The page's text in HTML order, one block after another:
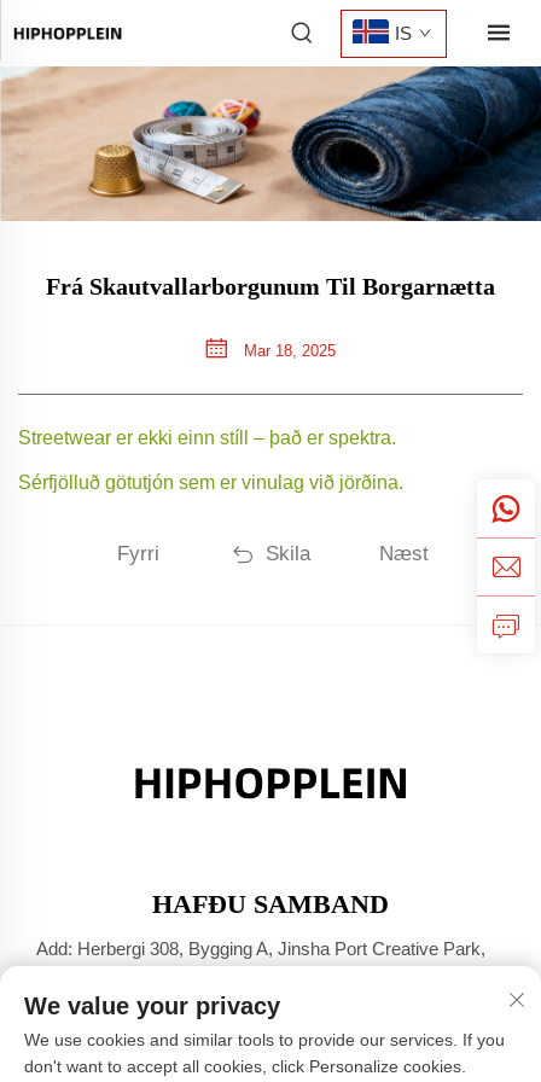
IS
Frá Skautvallarborgunum Til Borgarnætta
Mar 18, 2025
Streetwear er ekki einn stíll – það er spektra.
Sérfjölluð götutjón sem er vinulag við jörðina.
Fyrri Skila Næst
HAFÐU SAMBAND
Add: Herbergi 308, Bygging A, Jinsha Port Creative Park,
Sími:+86-17304049586
Netfang:[email protected]
We value your privacy
We use cookies and similar tools to provide our services. If you
don't want to accept all cookies, click Personalize cookies.